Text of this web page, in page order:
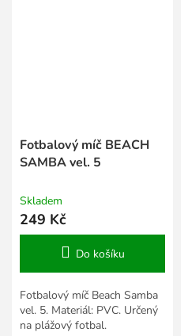
Fotbalový míč BEACH
SAMBA vel. 5
Skladem
249 Kč
Do košíku
Fotbalový míč Beach Samba
vel. 5. Materiál: PVC. Určený
na plážový fotbal.